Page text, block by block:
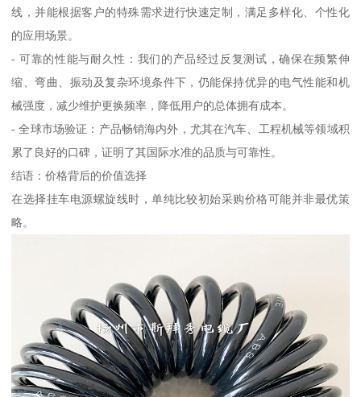
线，并能根据客户的特殊需求进行快速定制，满足多样化、个性化
的应用场景。
- 可靠的性能与耐久性：我们的产品经过反复测试，确保在频繁伸
缩、弯曲、振动及复杂环境条件下，仍能保持优异的电气性能和机
械强度，减少维护更换频率，降低用户的总体拥有成本。
- 全球市场验证：产品畅销海内外，尤其在汽车、工程机械等领域积
累了良好的口碑，证明了其国际水准的品质与可靠性。
结语：价格背后的价值选择
在选择挂车电源螺旋线时，单纯比较初始采购价格可能并非最优策
略。